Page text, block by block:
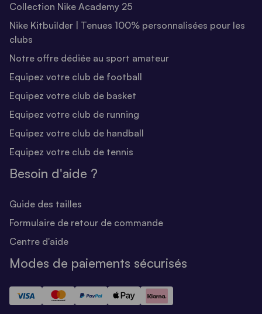
Collection Nike Academy 25
Nike Kitbuilder | Tenues 100% personnalisées pour les
clubs
Notre offre dédiée au sport amateur
Equipez votre club de football
Equipez votre club de basket
Equipez votre club de running
Equipez votre club de handball
Equipez votre club de tennis
Besoin d'aide ?
Guide des tailles
Formulaire de retour de commande
Centre d'aide
Modes de paiements sécurisés